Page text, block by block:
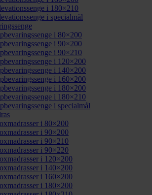
i 180×210
i specialmål
i 80×200
i 90×200
i 90×210
i 120×200
i 140×200
i 160×200
i 180×200
i 180×210
i specialmål
i 80×200
i 90×200
i 90×210
i 90×220
i 120×200
i 140×200
i 160×200
i 180×200